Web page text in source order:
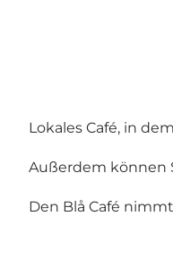
Lokales Café, in
Außerdem können
Den Blå Café